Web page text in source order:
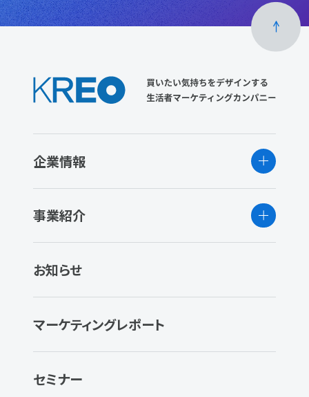
企業情報
事業紹介
お知らせ
マーケティングレポート
セミナー